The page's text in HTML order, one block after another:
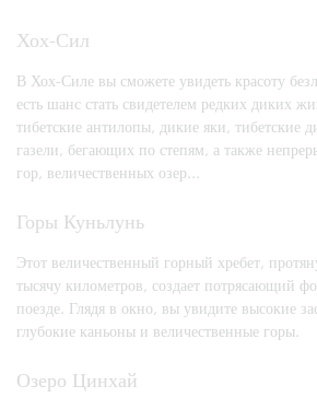
Хох-Сил
В Хох-Силе вы сможете увидеть красоту
есть шанс стать свидетелем редких диких
тибетские антилопы, дикие яки, тибетские
газели, бегающих по степям, а также
гор, величественных озер...
Горы Куньлунь
Этот величественный горный хребет,
тысячу километров, создает потрясающий
поезде. Глядя в окно, вы увидите высокие
глубокие каньоны и величественные горы.
Озеро Цинхай